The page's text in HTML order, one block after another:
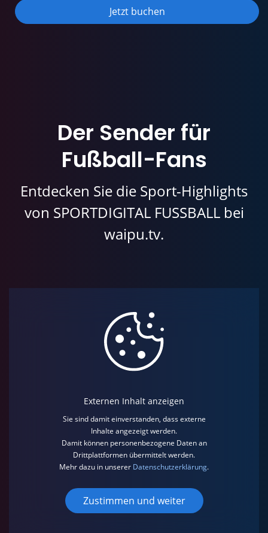
Jetzt buchen
Der Sender für
Fußball-Fans
Entdecken Sie die Sport-Highlights
von SPORTDIGITAL FUSSBALL bei
waipu.tv.
Externen Inhalt anzeigen
Sie sind damit einverstanden, dass externe
Inhalte angezeigt werden.
Damit können personenbezogene Daten an
Drittplattformen übermittelt werden.
Mehr dazu in unserer Datenschutzerklärung.
Zustimmen und weiter